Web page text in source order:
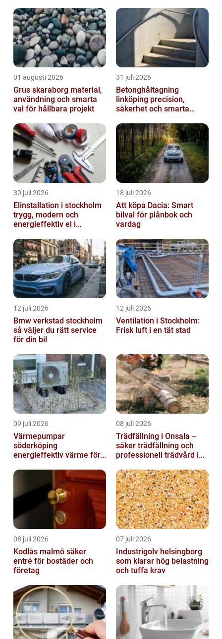
01 augusti 2026
Grus skaraborg material,
användning och smarta
val för hållbara projekt
31 juli 2026
Betonghåltagning
linköping precision,
säkerhet och smarta
30 juli 2026
Elinstallation i stockholm
trygg, modern och
energieffektiv el i
18 juli 2026
Att köpa Dacia: Smart
bilval för plånbok och
vardag
12 juli 2026
Bmw verkstad stockholm
så väljer du rätt service
för din bil
12 juli 2026
Ventilation i Stockholm:
Frisk luft i en tät stad
09 juli 2026
Värmepumpar
söderköping
energieffektiv värme för
08 juli 2026
Trädfällning i Onsala –
säker trädfällning och
professionell trädvård i
08 juli 2026
Kodlås malmö säker
entré för bostäder och
företag
07 juli 2026
Industrigolv helsingborg
som klarar hög belastning
och tuffa krav